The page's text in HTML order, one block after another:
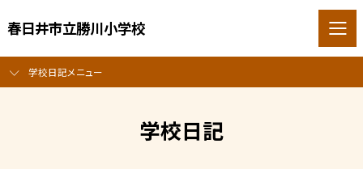
春日井市立勝川小学校
学校日記メニュー
学校日記